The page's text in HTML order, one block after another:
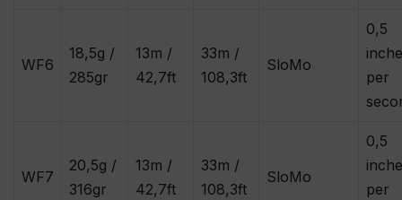
WF6
18,5g /
285gr
13m /
42,7ft
33m /
108,3ft
SloMo
0,5
per
WF7
20,5g /
316gr
13m /
42,7ft
33m /
108,3ft
SloMo
0,5
per